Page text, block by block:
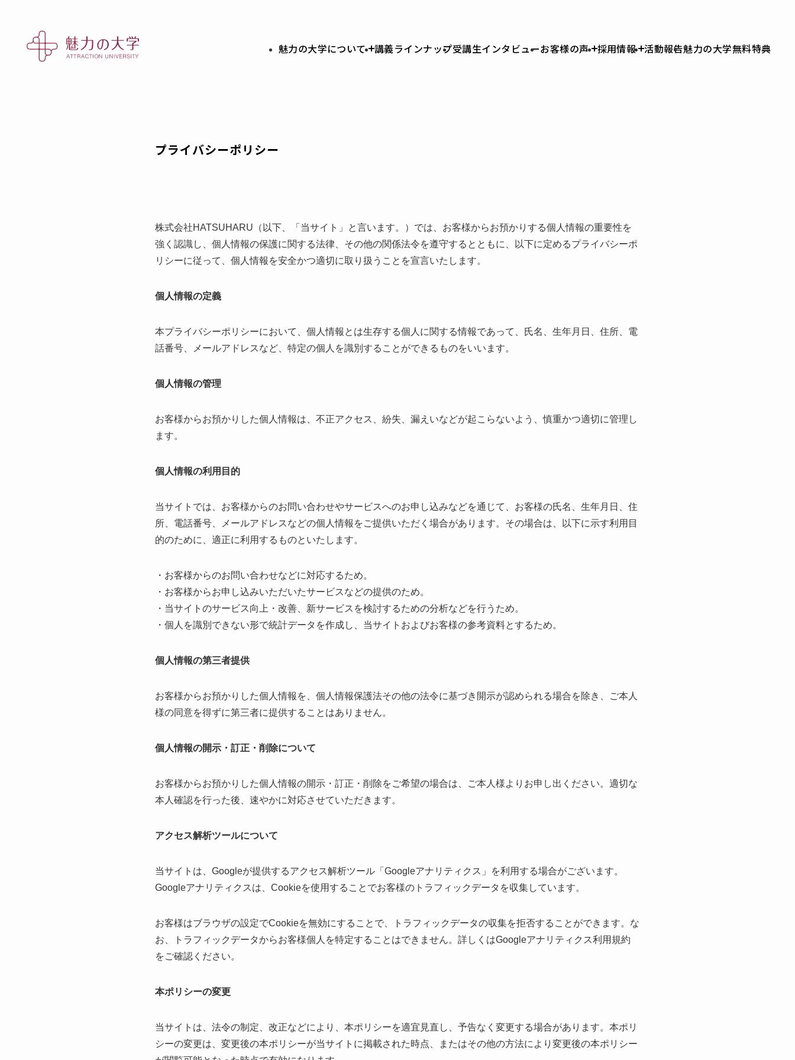
魅力の大学について 講義ラインナップ受講生インタビューお客様の声 採用情報 活動報告魅力の大学無料特典
プライバシーポリシー
株式会社HATSUHARU（以下、「当サイト」と言います。）では、お客様からお預かりする個人情報の重要性を
強く認識し、個人情報の保護に関する法律、その他の関係法令を遵守するとともに、以下に定めるプライバシーポ
リシーに従って、個人情報を安全かつ適切に取り扱うことを宣言いたします。
個人情報の定義
本プライバシーポリシーにおいて、個人情報とは生存する個人に関する情報であって、氏名、生年月日、住所、電
話番号、メールアドレスなど、特定の個人を識別することができるものをいいます。
個人情報の管理
お客様からお預かりした個人情報は、不正アクセス、紛失、漏えいなどが起こらないよう、慎重かつ適切に管理し
ます。
個人情報の利用目的
当サイトでは、お客様からのお問い合わせやサービスへのお申し込みなどを通じて、お客様の氏名、生年月日、住
所、電話番号、メールアドレスなどの個人情報をご提供いただく場合があります。その場合は、以下に示す利用目
的のために、適正に利用するものといたします。
・お客様からのお問い合わせなどに対応するため。
・お客様からお申し込みいただいたサービスなどの提供のため。
・当サイトのサービス向上・改善、新サービスを検討するための分析などを行うため。
・個人を識別できない形で統計データを作成し、当サイトおよびお客様の参考資料とするため。
個人情報の第三者提供
お客様からお預かりした個人情報を、個人情報保護法その他の法令に基づき開示が認められる場合を除き、ご本人
様の同意を得ずに第三者に提供することはありません。
個人情報の開示・訂正・削除について
お客様からお預かりした個人情報の開示・訂正・削除をご希望の場合は、ご本人様よりお申し出ください。適切な
本人確認を行った後、速やかに対応させていただきます。
アクセス解析ツールについて
当サイトは、Googleが提供するアクセス解析ツール「Googleアナリティクス」を利用する場合がございます。
Googleアナリティクスは、Cookieを使用することでお客様のトラフィックデータを収集しています。
お客様はブラウザの設定でCookieを無効にすることで、トラフィックデータの収集を拒否することができます。な
お、トラフィックデータからお客様個人を特定することはできません。詳しくはGoogleアナリティクス利用規約
をご確認ください。
本ポリシーの変更
当サイトは、法令の制定、改正などにより、本ポリシーを適宜見直し、予告なく変更する場合があります。本ポリ
シーの変更は、変更後の本ポリシーが当サイトに掲載された時点、またはその他の方法により変更後の本ポリシー